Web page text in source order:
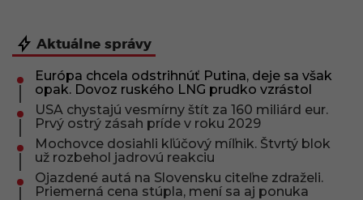
Aktuálne správy
Európa chcela odstrihnúť Putina, deje sa však
opak. Dovoz ruského LNG prudko vzrástol
USA chystajú vesmírny štít za 160 miliárd eur.
Prvý ostrý zásah príde v roku 2029
Mochovce dosiahli kľúčový míľnik. Štvrtý blok
už rozbehol jadrovú reakciu
Ojazdené autá na Slovensku citeľne zdraželi.
Priemerná cena stúpla, mení sa aj ponuka